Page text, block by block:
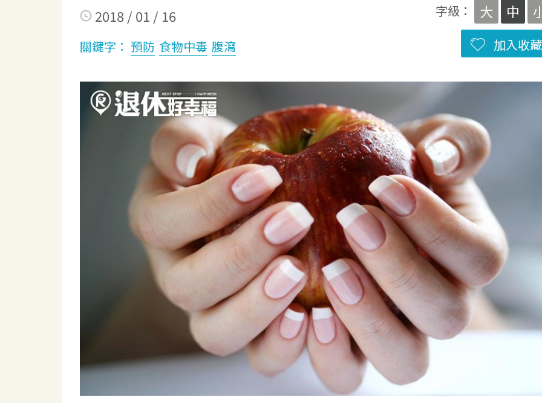
2018 / 01 / 16
關鍵字： 預防 食物中毒 腹瀉
字級： 大 中
加入收藏